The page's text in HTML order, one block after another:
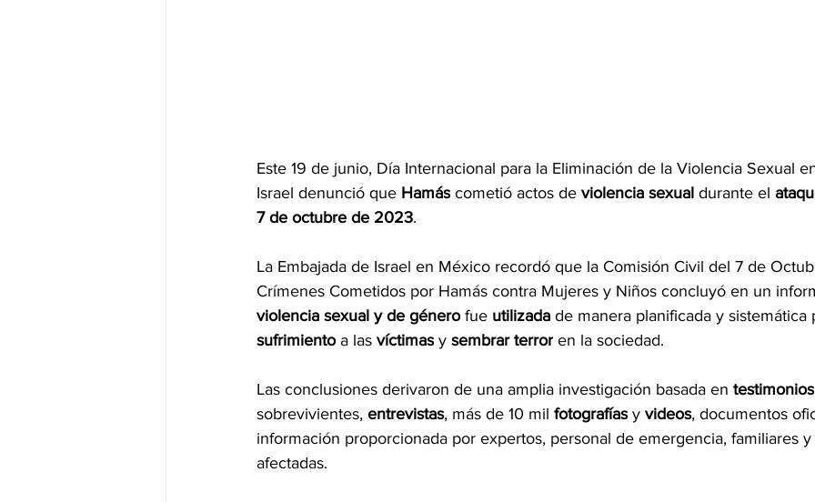
Este 19 de junio, Día Internacional para la Eliminación de la Violencia Sexual
Israel denunció que Hamás cometió actos de violencia sexual durante el
7 de octubre de 2023.
La Embajada de Israel en México recordó que la Comisión Civil del 7 de
Crímenes Cometidos por Hamás contra Mujeres y Niños concluyó en un
violencia sexual y de género fue utilizada de manera planificada y sistemática
sufrimiento a las víctimas y sembrar terror en la sociedad.
Las conclusiones derivaron de una amplia investigación basada en testimonios
sobrevivientes, entrevistas, más de 10 mil fotografías y videos, documentos
información proporcionada por expertos, personal de emergencia, familiares
afectadas.